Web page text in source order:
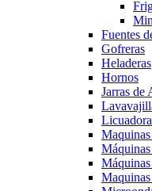
Fuentes
Gofreras
Heladeras
Hornos
Jarras de